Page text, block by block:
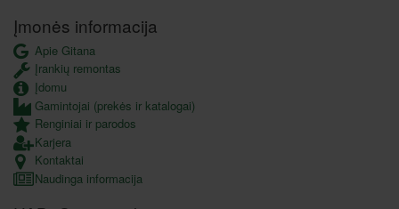
Įmonės informacija
Apie Gitana
Įrankių remontas
Įdomu
Gamintojai (prekės ir katalogai)
Renginiai ir parodos
Karjera
Kontaktai
Naudinga informacija